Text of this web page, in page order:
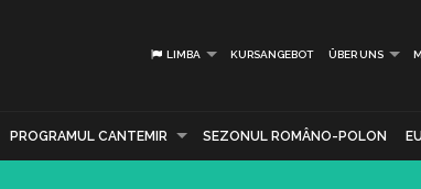
LIMBA KURSANGEBOT ÜBER UNS
PROGRAMUL CANTEMIR SEZONUL ROMÂNO-POLON